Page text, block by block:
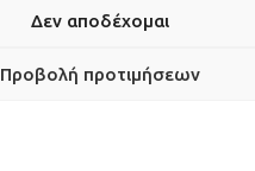
Δεν αποδέχομαι
Προβολή προτιμήσεων